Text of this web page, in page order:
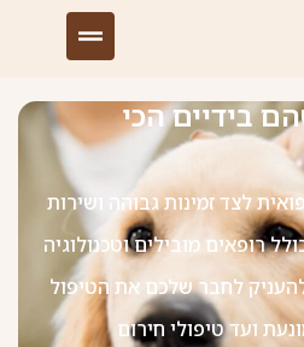
בידיים הכי
לצד זמינות גבוהה ושירות
רופאים מובילים וטכנולוגיה
לחבר שלכם את הטיפול
ועד טיפולי חירום